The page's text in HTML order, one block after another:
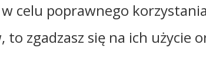
celu poprawnego
zgadzasz się na ich użycie